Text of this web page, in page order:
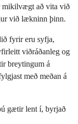
mikilvægt að vita við
við lækninn þinn.
fyrir eru syfja,
viðráðanleg og
breytingum á
með meðan á
gætir lent í, byrjað